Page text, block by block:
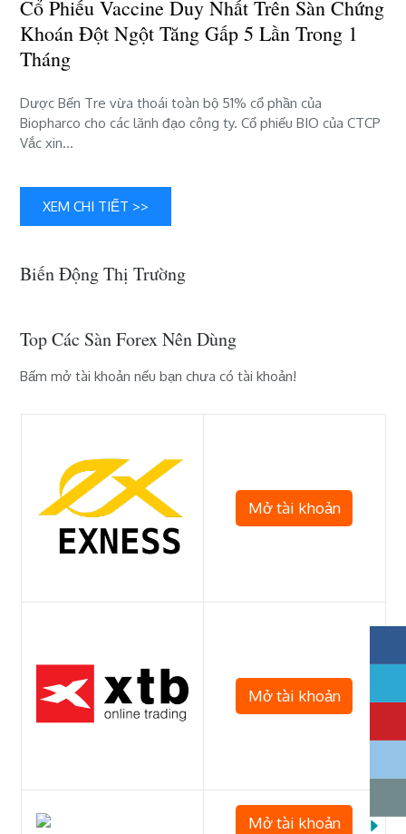
nhất
trên
đột
ngột
5
trong
tháng
Cổ Phiếu Vaccine Duy Nhất Trên Sàn Chứng
Khoán Đột Ngột Tăng Gấp 5 Lần Trong 1
Tháng
Dược Bến Tre vừa thoái toàn bộ 51% cổ phần của
Biopharco cho các lãnh đạo công ty. Cổ phiếu BIO của CTCP
Vắc xin…
XEM CHI TIẾT >>
Biến Động Thị Trường
Top Các Sàn Forex Nên Dùng
Bấm mở tài khoản nếu bạn chưa có tài khoản!
Mở tài khoản
Mở tài khoản
Mở tài khoản